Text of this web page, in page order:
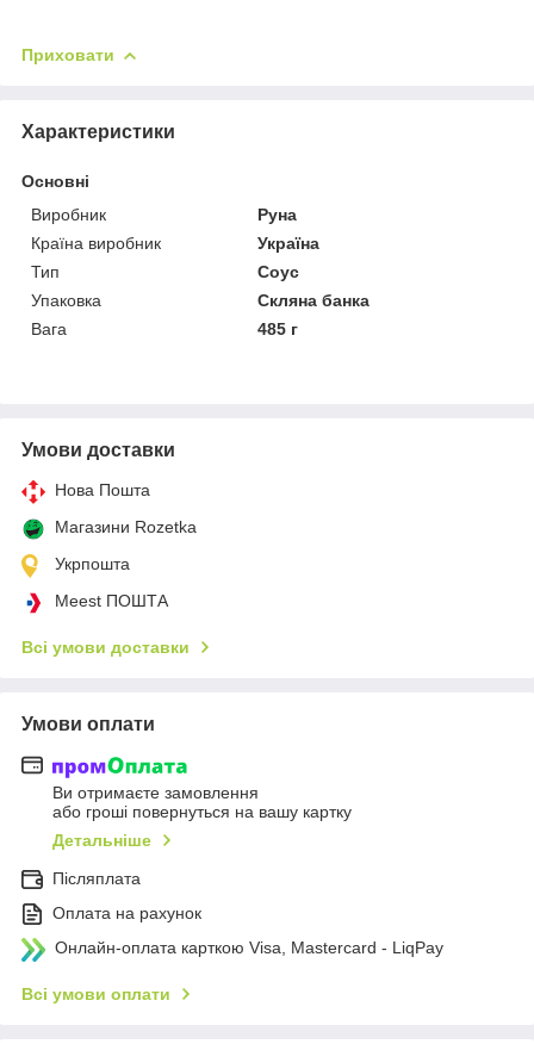
Приховати
Характеристики
Основні
Виробник
Руна
Країна виробник
Україна
Тип
Соус
Упаковка
Скляна банка
Вага
485 г
Умови доставки
Нова Пошта
Магазини Rozetka
Укрпошта
Meest ПОШТА
Всі умови доставки
Умови оплати
Ви отримаєте замовлення
або гроші повернуться на вашу картку
Детальніше
Післяплата
Оплата на рахунок
Онлайн-оплата карткою Visa, Mastercard - LiqPay
Всі умови оплати